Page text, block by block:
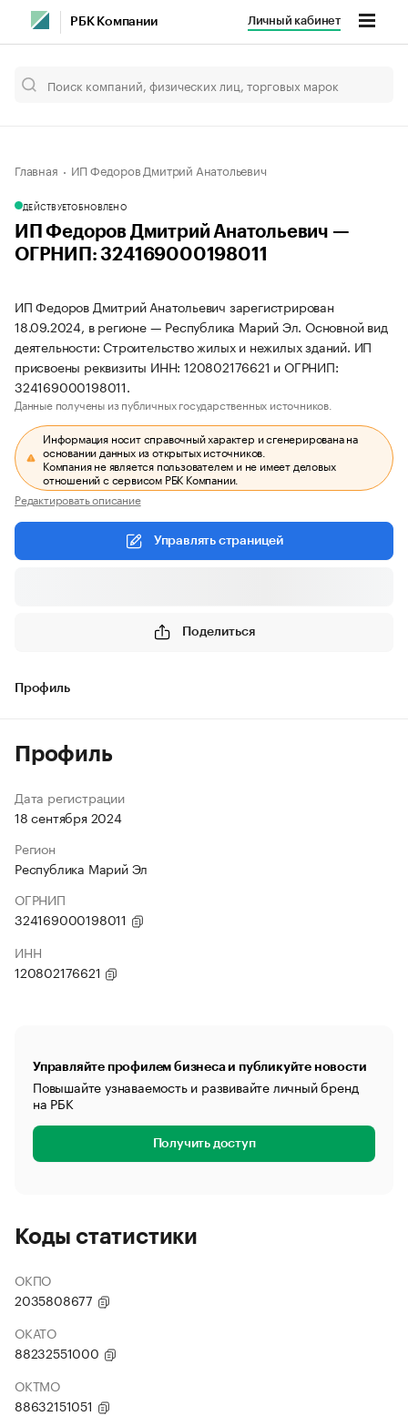
РБК Компании Личный кабинет
Главная ИП Федоров Дмитрий Анатольевич
ДЕЙСТВУЕТОБНОВЛЕНО
ИП Федоров Дмитрий Анатольевич —
ОГРНИП: 324169000198011
ИП Федоров Дмитрий Анатольевич зарегистрирован
18.09.2024, в регионе — Республика Марий Эл. Основной вид
деятельности: Строительство жилых и нежилых зданий. ИП
присвоены реквизиты ИНН: 120802176621 и ОГРНИП:
324169000198011.
Данные получены из публичных государственных источников.
Информация носит справочный характер и сгенерирована на
основании данных из открытых источников.
Компания не является пользователем и не имеет деловых
отношений с сервисом РБК Компании.
Редактировать описание
Управлять страницей
Поделиться
Профиль
Профиль
Дата регистрации
18 сентября 2024
Регион
Республика Марий Эл
ОГРНИП
324169000198011
ИНН
120802176621
Управляйте профилем бизнеса и публикуйте новости
Повышайте узнаваемость и развивайте личный бренд
на РБК
Получить доступ
Коды статистики
ОКПО
2035808677
ОКАТО
88232551000
ОКТМО
88632151051